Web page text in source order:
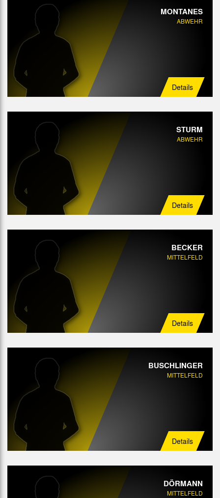
MONTANES
ABWEHR
Details
STURM
ABWEHR
Details
BECKER
MITTELFELD
Details
BUSCHLINGER
MITTELFELD
Details
DÖRMANN
MITTELFELD